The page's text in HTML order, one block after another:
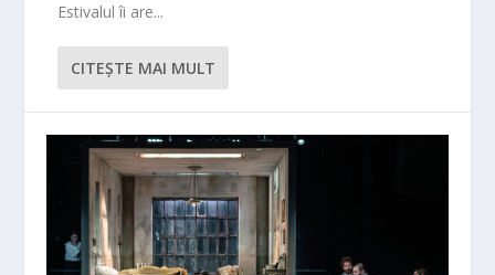
Estivalul îi are...
CITEŞTE MAI MULT